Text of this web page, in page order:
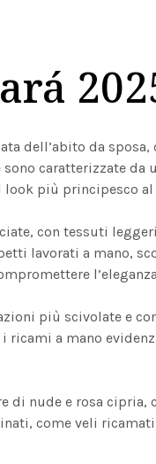
dell’abito da sposa,
caratterizzate da
look più principesco
con tessuti
lavorati a mano,
più scivolate e
a mano
di nude e rosa cipria,
come veli